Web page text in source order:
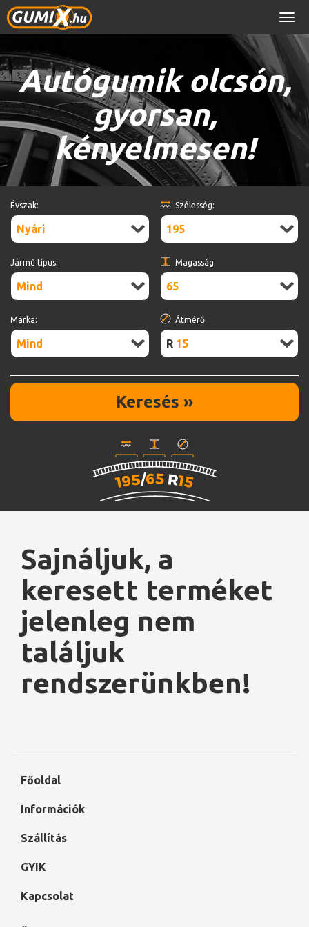
Autógumik olcsón,
gyorsan,
kényelmesen!
Évszak:
Nyári
Jármű típus:
Mind
Márka:
Mind
Szélesség:
195
Magasság:
65
Átmérő
R15
Keresés »
Sajnáljuk, a
keresett terméket
jelenleg nem
találjuk
rendszerünkben!
Főoldal
Információk
Szállítás
GYIK
Kapcsolat